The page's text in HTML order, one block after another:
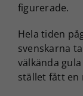
figurerade.
Hela tiden
svenskarna
välkända
stället fått en